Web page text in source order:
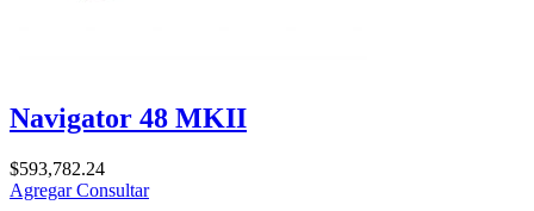
Navigator 48 MKII
$593,782.24
AgregarConsultar